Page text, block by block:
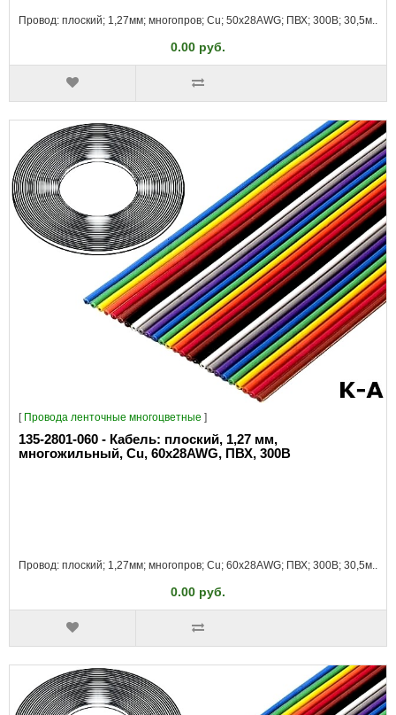
Провод: плоский; 1,27мм; многопров; Cu; 50x28AWG; ПВХ; 300В; 30,5м..
0.00 руб.
[ Провода ленточные многоцветные ]
135-2801-060 - Кабель: плоский, 1,27 мм,
многожильный, Cu, 60x28AWG, ПВХ, 300В
Провод: плоский; 1,27мм; многопров; Cu; 60x28AWG; ПВХ; 300В; 30,5м..
0.00 руб.